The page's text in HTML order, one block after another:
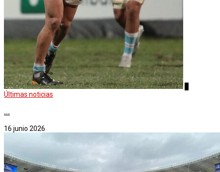
Últimas noticias
...
16 junio 2026